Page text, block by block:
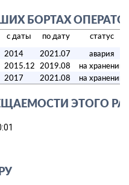
БОРТАХ
с даты по дату
статус
2014 2021.07
авария
2015.12 2019.08
на хранении
2017 2021.08 на хранении
ЭТОГО